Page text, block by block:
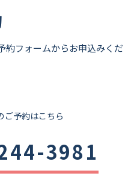
約フォームからお申込みくだ
ご予約はこちら
3981